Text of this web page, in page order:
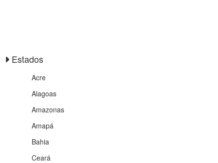
Estados
Acre
Alagoas
Amazonas
Amapá
Bahia
Ceará